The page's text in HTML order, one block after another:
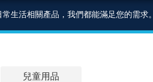
生活相關產品，我們都能滿足您的需求。
兒童用品